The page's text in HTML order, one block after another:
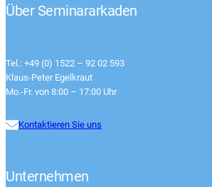
Über Seminararkaden
Tel.: +49 (0) 1522 – 92 02 593
Klaus-Peter Egelkraut
Mo.-Fr. von 8:00 – 17:00 Uhr
Kontaktieren Sie uns
Unternehmen